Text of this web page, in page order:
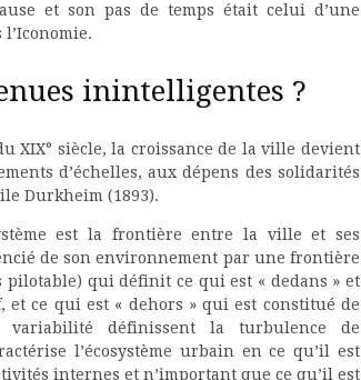
et son pas de temps était celui d’une
inintelligentes ?
XIX° siècle, la croissance de la ville devient
d’échelles, aux dépens des solidarités
Durkheim (1893).
est la frontière entre la ville et ses
de son environnement par une frontière
qui définit ce qui est « dedans » et
et ce qui est « dehors » qui est constitué de
définissent la turbulence de
l’écosystème urbain en ce qu’il est
internes et n’important que ce qu’il est